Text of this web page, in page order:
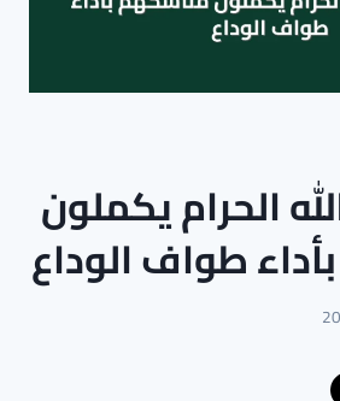
الحرام يكملون
طواف الوداع